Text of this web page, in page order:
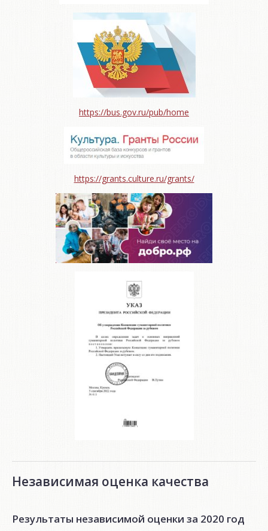
https://bus.gov.ru/pub/home
https://grants.culture.ru/grants/
Независимая оценка качества
Результаты независимой оценки за 2020 год